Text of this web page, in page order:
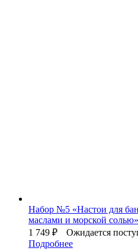
Набор №5 «Настои для
маслами и морской
1 749 ₽
Ожидается
Подробнее